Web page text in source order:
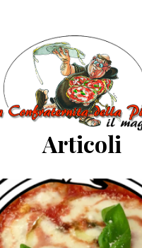
Articoli